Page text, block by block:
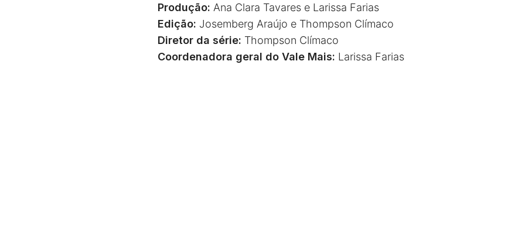
Produção: Ana Clara Tavares e Larissa Farias
Edição: Josemberg Araújo e Thompson Clímaco
Diretor da série: Thompson Clímaco
Coordenadora geral do Vale Mais: Larissa Farias